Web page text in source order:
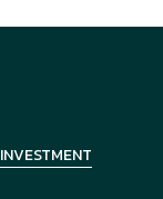
INVESTMENT